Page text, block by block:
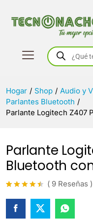
Búsqueda
de
productos
Hogar / Shop / Audio y
Parlantes Bluetooth /
Parlante Logitech Z407
Parlante
Bluetooth
con
de 5 en
base a
( 9 Reseñas )